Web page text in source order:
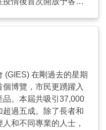
困難的人士能夠享受
下，遠程服務成為新
中的樂齡科技，與身
(GIES) 在剛過去的星期
博覽，市民更踴躍入
。本屆共吸引37,000
超過五成。除了長者和
和不同專業的人士，